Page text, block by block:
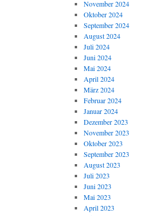
November 2024
Oktober 2024
September 2024
August 2024
Juli 2024
Juni 2024
Mai 2024
April 2024
März 2024
Februar 2024
Januar 2024
Dezember 2023
November 2023
Oktober 2023
September 2023
August 2023
Juli 2023
Juni 2023
Mai 2023
April 2023